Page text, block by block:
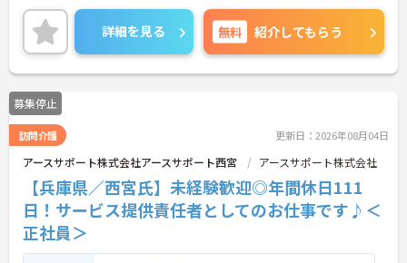
す！
ご興味ある方には、面接のポイントなど、さらに詳
細をお話致しますのでお気軽にご相談ください。
詳細を見る 無料 紹介してもらう
募集停止
訪問介護 更新日：2026年08月04日
アースサポート株式会社アースサポート西宮 アースサポート株式会社
【兵庫県／西宮氏】未経験歓迎◎年間休日111
日！サービス提供責任者としてのお仕事です♪＜
正社員＞